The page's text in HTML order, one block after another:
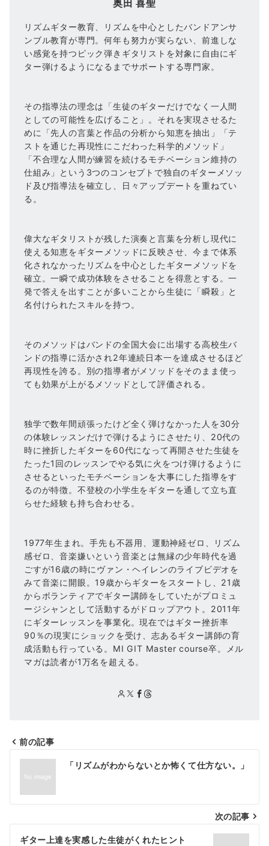
奥田 喜聖
リズムギター教育、リズムを中心としたバンドアンサ
ンブル教育が専門。何年も努力が実らない、前進しな
い感覚を持つピック弾きギタリストを対象に自由にギ
ター弾けるようになるまでサポートする専門家。
その指導法の理念は「生徒のギターだけでなく一人間
としての可能性を広げること」。それを実現させるた
めに「先人の言葉と作品の分析から知恵を抽出」「テ
ストを通じた再現性にこだわった科学的メソッド」
「不合理な人間が練習を続けるモチベーション維持の
仕組み」という3つのコンセプトで独自のギターメソッ
ド及び指導法を確立し、日々アップデートを重ねてい
る。
偉大なギタリストが残した演奏と言葉を分析し現代に
使える知恵をギターメソッドに反映させ、今まで体系
化されなかったリズムを中心としたギターメソッドを
確立。一瞬で成功体験をさせることを得意とする。一
発で答えを出すことが多いことから生徒に「瞬殺」と
名付けられたスキルを持つ。
そのメソッドはバンドの全国大会に出場する高校生バ
ンドの指導に活かされ2年連続日本一を達成させるほど
再現性を誇る。別の指導者がメソッドをそのまま使っ
ても効果が上がるメソッドとして評価される。
独学で数年間頑張ったけど全く弾けなかった人を30分
の体験レッスンだけで弾けるようにさせたり、20代の
時に挫折したギターを60代になって再開させた生徒を
たった1回のレッスンでやる気に火をつけ弾けるように
させるといったモチベーションを大事にした指導をす
るのが特徴。不登校の小学生をギターを通して立ち直
らせた経験も持ち合わせる。
1977年生まれ。手先も不器用、運動神経ゼロ、リズム
感ゼロ、音楽嫌いという音楽とは無縁の少年時代を過
ごすが16歳の時にヴァン・ヘイレンのライブビデオを
みて音楽に開眼。19歳からギターをスタートし、21歳
からボランティアでギター講師をしていたがプロミュ
ージシャンとして活動するがドロップアウト。2011年
にギターレッスンを事業化。現在ではギター挫折率
90％の現実にショックを受け、志あるギター講師の育
成活動も行っている。MI GIT Master course卒。メル
マガは読者が1万名を超える。
投
ナ
ビ
ゲ
前の記事
「リズムがわからないとか怖くて仕方ない。」
次の記事
ギター上達を実感した生徒がくれたヒント